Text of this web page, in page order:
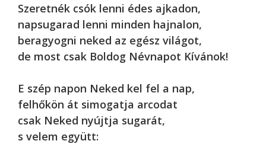
Szeretnék csók lenni édes ajkadon,
napsugarad lenni minden hajnalon,
beragyogni neked az egész világot,
de most csak Boldog Névnapot Kívánok!
E szép napon Neked kel fel a nap,
felhőkön át simogatja arcodat
csak Neked nyújtja sugarát,
s velem együtt: